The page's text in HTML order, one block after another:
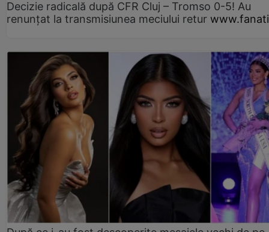
Decizie radicală după CFR Cluj – Tromso 0-5! Au
renunțat la transmisiunea meciului retur